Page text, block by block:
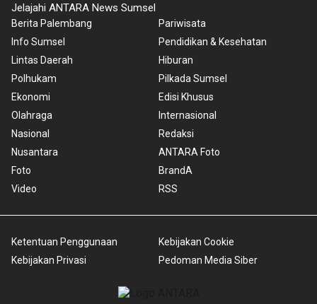
Jelajahi ANTARA News Sumsel
Berita Palembang
Info Sumsel
Lintas Daerah
Polhukam
Ekonomi
Olahraga
Nasional
Nusantara
Foto
Video
Pariwisata
Pendidikan & Kesehatan
Hiburan
Pilkada Sumsel
Edisi Khusus
Internasional
Redaksi
ANTARA Foto
BrandA
RSS
Ketentuan Penggunaan
Kebijakan Privasi
Kebijakan Cookie
Pedoman Media Siber